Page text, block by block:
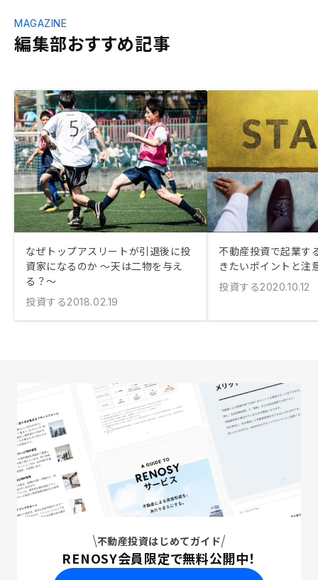
編集部おすすめ記事
MAGAZINE
なぜトップアスリートが引退後に投
資家になるのか ～天は二物を与え
る？～
投資する2018.02.19
不動産投資で起業す
きたいポイントと注
投資する2020.10.12
不動産投資はじめてガイド
RENOSY会員限定で無料公開中！